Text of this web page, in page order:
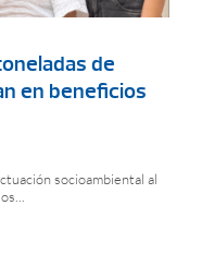
de
en beneficios
socioambiental al